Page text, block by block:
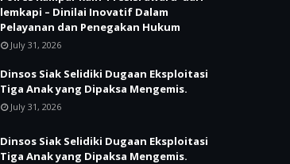
lemkapi – Dinilai Inovatif Dalam
Pelayanan dan Penegakan Hukum
July 31, 2026
Dinsos Siak Selidiki Dugaan Eksploitasi
Tiga Anak yang Dipaksa Mengemis.
July 31, 2026
Dinsos Siak Selidiki Dugaan Eksploitasi
Tiga Anak yang Dipaksa Mengemis.